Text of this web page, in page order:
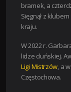
bramek, a
Sięgnął z
kraju.
W 2022 r.
lidze duńskiej.
Ligi Mistrzów, a
Częstochowa.